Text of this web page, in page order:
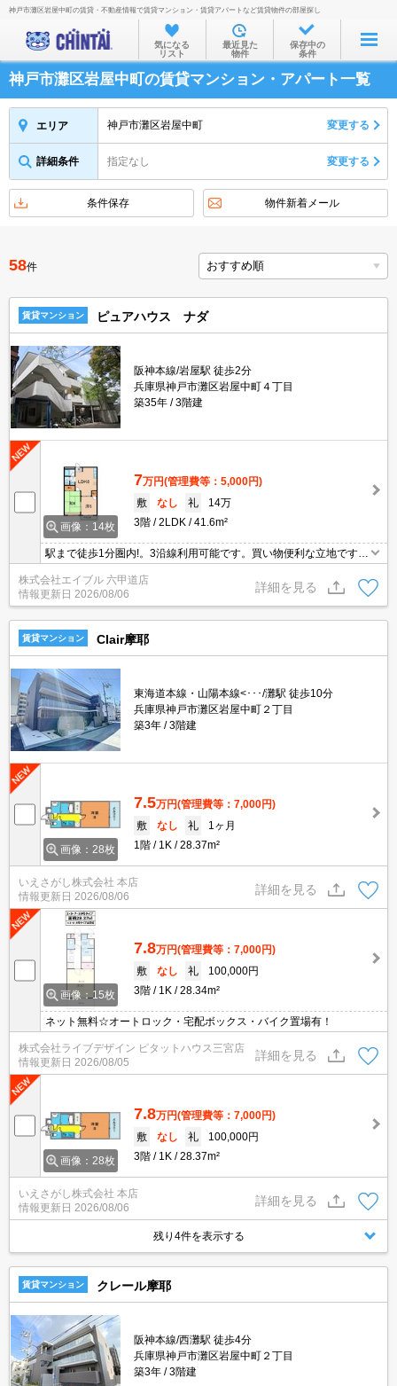
お部屋を探す
沿線・駅から
住所から
家賃相場から
物件特集から
不動産会社から
TOP
神戸市灘区岩屋中町の賃貸・不動産情報で賃貸マンション・賃貸アパートなど賃貸物件の部屋探し
気になる
リスト
最近見た
物件
保存中の
条件
神戸市灘区岩屋中町の賃貸マンション・アパート一覧
エリア 神戸市灘区岩屋中町 変更する
詳細条件 指定なし 変更する
条件保存 物件新着メール
58件
賃貸マンション ピュアハウス ナダ
阪神本線/岩屋駅 徒歩2分
兵庫県神戸市灘区岩屋中町４丁目
築35年
3階建
画像：14枚
7万円(管理費等：5,000円)
敷
なし 礼
14万
3階
2LDK 41.6m²
駅まで徒歩1分圏内!。3沿線利用可能です。買い物便利な立地ですよ
～!!。住環境をあなたの目でお確かめください。広さ良し!家賃良し!
周辺環境良し!。日当たり良好！心地よい室内環境！。南向き。
株式会社エイブル 六甲道店
情報更新日 2026/08/06
詳細を見る
賃貸マンション Clair摩耶
東海道本線・山陽本線<･･･/灘駅 徒歩10分
兵庫県神戸市灘区岩屋中町２丁目
築3年
3階建
画像：28枚
7.5万円(管理費等：7,000円)
敷
なし 礼
1ヶ月
1階
1K 28.37m²
いえさがし株式会社 本店
情報更新日 2026/08/06
詳細を見る
画像：15枚
7.8万円(管理費等：7,000円)
敷
なし 礼
100,000円
3階
1K 28.34m²
ネット無料☆オートロック・宅配ボックス・バイク置場有！
株式会社ライブデザイン ピタットハウス三宮店
情報更新日 2026/08/05
詳細を見る
画像：28枚
7.8万円(管理費等：7,000円)
敷
なし 礼
100,000円
3階
1K 28.37m²
いえさがし株式会社 本店
情報更新日 2026/08/06
詳細を見る
残り4件を表示する
賃貸マンション クレール摩耶
阪神本線/西灘駅 徒歩4分
兵庫県神戸市灘区岩屋中町２丁目
築3年
3階建